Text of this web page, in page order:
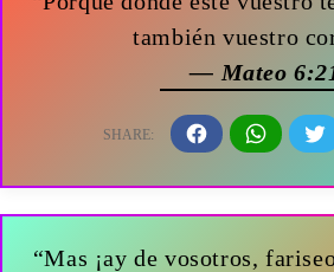
también vuestro
— Mateo
“Mas ¡ay de vosotros,